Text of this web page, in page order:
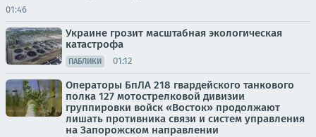
01:46
Украине грозит масштабная экологическая
катастрофа
ПАБЛИКИ 01:12
Операторы БпЛА 218 гвардейского танкового
полка 127 мотострелковой дивизии
группировки войск «Восток» продолжают
лишать противника связи и систем управления
на Запорожском направлении